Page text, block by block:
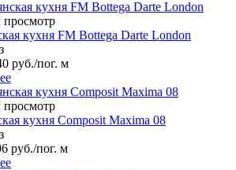
кухня FM Bottega Darte London
руб./пог. м
кухня Composit Maxima 08
руб./пог. м